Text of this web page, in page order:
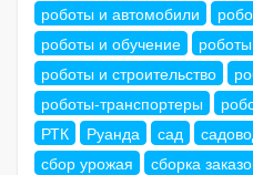
роботы и автомобили
роботы и обучение
роботы и строительство
роботы-транспортеры
РТК
Руанда сад
сбор урожая
сборка